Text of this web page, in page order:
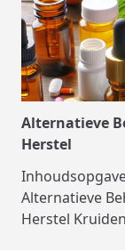
Alternatieve
Herstel
Alternatieve
Herstel Kruiden